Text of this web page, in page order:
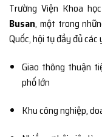
Trường Viện Khoa
Busan, một trong
Quốc, hội tụ đầy đủ các
Giao thông thuận
phố lớn
Khu công nghiệp,